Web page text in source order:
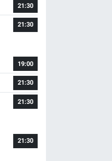
21:30
21:30
19:00
21:30
21:30
21:30